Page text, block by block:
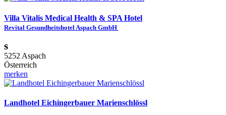
Villa Vitalis Medical Health & SPA Hotel
Revital Gesundheitshotel Aspach GmbH
s
5252 Aspach
Österreich
merken
Landhotel Eichingerbauer Marienschlössl